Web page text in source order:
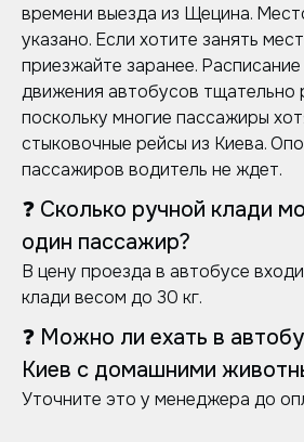
времени выезда из Щецина.
указано. Если хотите занять
приезжайте заранее.
движения автобусов тщательно
поскольку многие пассажиры
стыковочные рейсы из Киева.
пассажиров водитель не ждет.
❓ Сколько ручной клади
один пассажир?
В цену проезда в автобусе
клади весом до 30 кг.
❓ Можно ли ехать в
Киев с домашними
Уточните это у менеджера до